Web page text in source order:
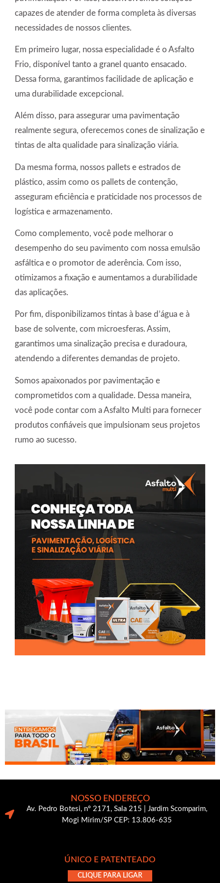
capazes de atender de forma completa às diversas
necessidades de nossos clientes.
Em primeiro lugar, nossa especialidade é o Asfalto
Frio, disponível tanto a granel quanto ensacado.
Dessa forma, garantimos facilidade de aplicação e
uma durabilidade excepcional.
Além disso, para assegurar uma pavimentação
realmente segura, oferecemos cones de sinalização e
tintas de alta qualidade para sinalização viária.
Da mesma forma, nossos pallets e estrados de
plástico, assim como os pallets de contenção,
asseguram eficiência e praticidade nos processos de
logística e armazenamento.
Como complemento, você pode melhorar o
desempenho do seu pavimento com nossa emulsão
asfáltica e o promotor de aderência. Com isso,
otimizamos a fixação e aumentamos a durabilidade
das aplicações.
Por fim, disponibilizamos tintas à base d’água e à
base de solvente, com microesferas. Assim,
garantimos uma sinalização precisa e duradoura,
atendendo a diferentes demandas de projeto.
Somos apaixonados por pavimentação e
comprometidos com a qualidade. Dessa maneira,
você pode contar com a Asfalto Multi para fornecer
produtos confiáveis que impulsionam seus projetos
rumo ao sucesso.
NOSSO ENDEREÇO
Av. Pedro Botesi, nº 2171, Sala 215 | Jardim Scomparim,
Mogi Mirim/SP CEP: 13.806-635
CLIQUE PARA LIGAR
ÚNICO E PATENTEADO